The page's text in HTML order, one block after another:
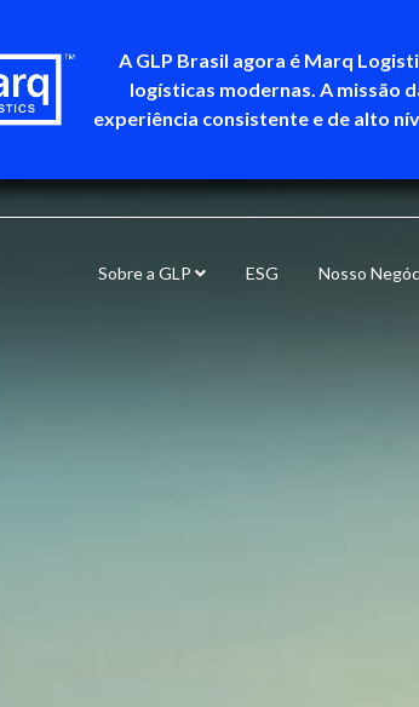
A GLP Brasil agora é Marq
logísticas modernas. A missão
experiência consistente e de alto
Sobre a GLP ESG Nosso